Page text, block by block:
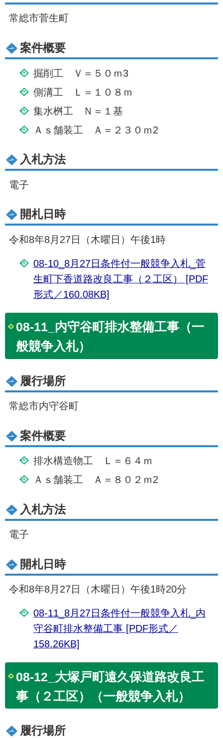
常総市菅生町
案件概要
掘削工 Ｖ＝５０ｍ3
側溝工 Ｌ＝１０８ｍ
集水桝工 Ｎ＝１基
Ａｓ舗装工 Ａ＝２３０ｍ2
入札方法
電子
開札日時
令和8年8月27日（木曜日）午後1時
08-10_8月27日条件付一般競争入札_菅
生町下香道路改良工事（２工区） [PDF
形式／160.08KB]
08-11_内守谷町排水整備工事（一
般競争入札）
履行場所
常総市内守谷町
案件概要
排水構造物工 Ｌ＝６４ｍ
Ａｓ舗装工 Ａ＝８０２ｍ2
入札方法
電子
開札日時
令和8年8月27日（木曜日）午後1時20分
08-11_8月27日条件付一般競争入札_内
守谷町排水整備工事 [PDF形式／
158.26KB]
08-12_大塚戸町遠久保道路改良工
事（２工区）（一般競争入札）
履行場所